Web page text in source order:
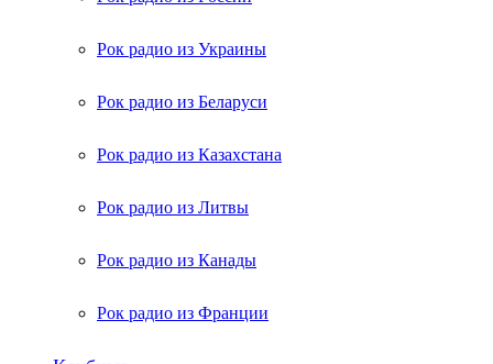
Рок радио из Украины
Рок радио из Беларуси
Рок радио из Казахстана
Рок радио из Литвы
Рок радио из Канады
Рок радио из Франции